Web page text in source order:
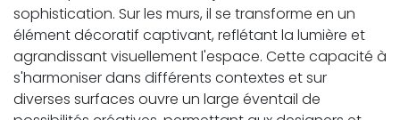
sophistication. Sur les murs, il se transforme en un
élément décoratif captivant, reflétant la lumière et
agrandissant visuellement l'espace. Cette capacité à
s'harmoniser dans différents contextes et sur
diverses surfaces ouvre un large éventail de